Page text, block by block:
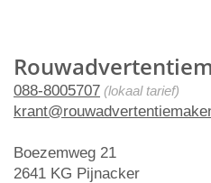
088-8005707 (lokaal tarief)
Boezemweg 21
2641 KG Pijnacker